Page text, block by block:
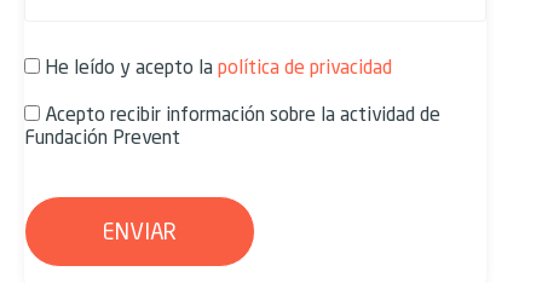
He leído y acepto la política de privacidad
Acepto recibir información sobre la actividad de
Fundación Prevent